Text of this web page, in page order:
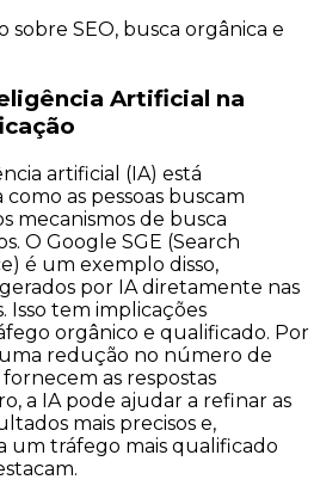
SEO, busca orgânica e
Artificial na
artificial (IA) está
as pessoas buscam
mecanismos de busca
O Google SGE (Search
é um exemplo disso,
por IA diretamente nas
Isso tem implicações
orgânico e qualificado. Por
redução no número de
as respostas
a IA pode ajudar a refinar as
mais precisos e,
um tráfego mais qualificado